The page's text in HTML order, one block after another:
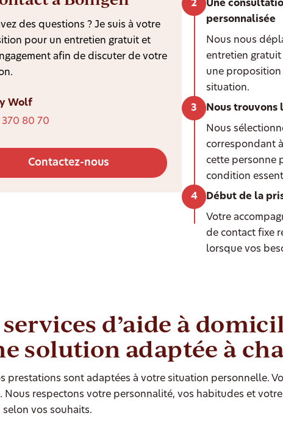
des questions ? Je suis à votre
pour un entretien gratuit et
afin de discuter de votre
Wolf
370 80 70
Contactez-nous
Une
personnalisée
Nous nous
entretien gratuit
une proposition
situation.
Nous trouvons
Nous
correspondant
cette personne
condition
Début de la
Votre
de contact fixe
lorsque vos
services d’aide à
solution adaptée à
prestations sont adaptées à votre situation personnelle.
Nous respectons votre personnalité, vos habitudes et
vos souhaits.